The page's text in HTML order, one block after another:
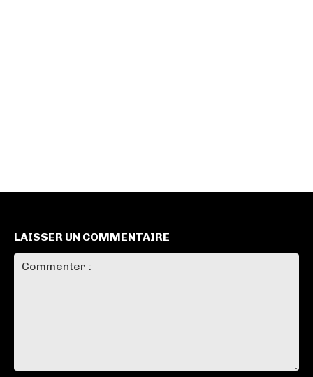
LAISSER UN COMMENTAIRE